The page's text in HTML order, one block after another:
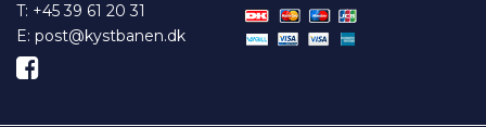
T: +45 39 61 20 31
E: post@kystbanen.dk